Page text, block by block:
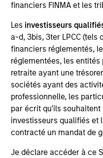
financiers FINMA et les
Les investisseurs
a-d, 3bis, 3ter LPCC (tels
financiers réglementés,
réglementées, les
retraite ayant une
sociétés ayant des
professionnelle, les
par écrit qu'ils
investisseurs qualifiés et
contracté un mandat de
Je déclare accéder à ce
Produits
CashInvest by Morgan
Explore More
Nous contacter